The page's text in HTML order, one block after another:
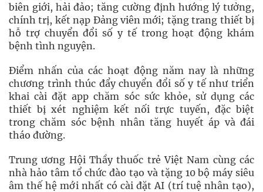
biên giới, hải đảo; tăng cường định hướng lý tưởng,
chính trị, kết nạp Đảng viên mới; tặng trang thiết bị
hỗ trợ chuyển đổi số y tế trong hoạt động khám
bệnh tình nguyện.
Điểm nhấn của các hoạt động năm nay là những
chương trình thúc đẩy chuyển đổi số y tế như triển
khai cài đặt app chăm sóc sức khỏe, sử dụng các
thiết bị xét nghiệm kết nối trực tuyến, đặc biệt
trong chăm sóc bệnh nhân tăng huyết áp và đái
tháo đường.
Trung ương Hội Thầy thuốc trẻ Việt Nam cùng các
nhà hảo tâm tổ chức đào tạo và tặng 10 bộ máy siêu
âm thế hệ mới nhất có cài đặt AI (trí tuệ nhân tạo),